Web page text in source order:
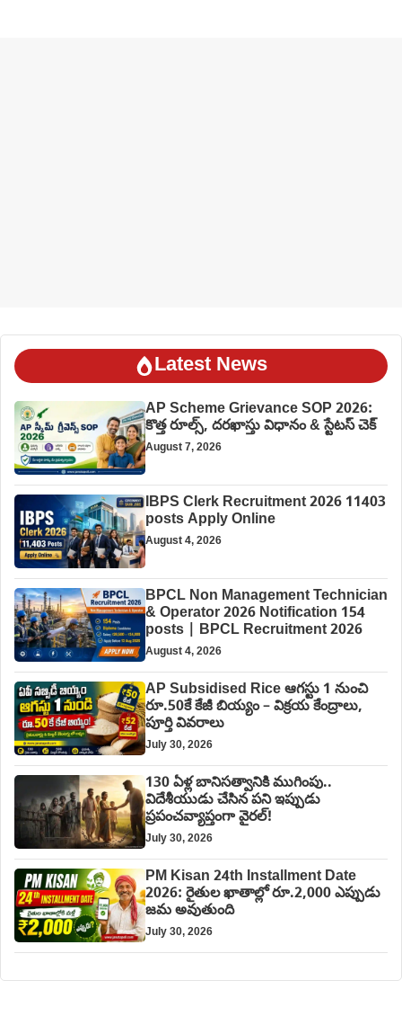
Latest News
AP Scheme Grievance SOP 2026:
కొత్త రూల్స్, దరఖాస్తు విధానం & స్టేటస్ చెక్
August 7, 2026
IBPS Clerk Recruitment 2026 11403
posts Apply Online
August 4, 2026
BPCL Non Management Technician
& Operator 2026 Notification 154
posts | BPCL Recruitment 2026
August 4, 2026
AP Subsidised Rice ఆగస్టు 1 నుంచి
రూ.50కే కేజీ బియ్యం – విక్రయ కేంద్రాలు,
పూర్తి వివరాలు
July 30, 2026
130 ఏళ్ల బానిసత్వానికి ముగింపు..
విదేశీయుడు చేసిన పని ఇప్పుడు
ప్రపంచవ్యాప్తంగా వైరల్!
July 30, 2026
PM Kisan 24th Installment Date
2026: రైతుల ఖాతాల్లో రూ.2,000 ఎప్పుడు
జమ అవుతుంది
July 30, 2026